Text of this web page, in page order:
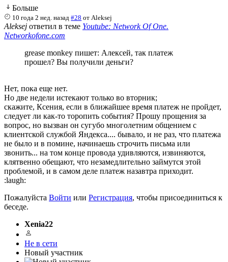
Больше
10 года 2 нед. назад #28 отAleksej
Aleksej ответил в теме Youtube: Network Of One.
Networkofone.com
grease monkey пишет: Алексей, так платеж
прошел? Вы получили деньги?
Нет, пока еще нет.
Но две недели истекают только во вторник;
скажите, Ксения, если в ближайшее время платеж не пройдет,
следует ли как-то торопить события? Прошу прощения за
вопрос, но вызван он сугубо многолетним общением с
клиентской службой Яндекса.... бывало, и не раз, что платежа
не было и в помине, начинаешь строчить письма или
звонить... на том конце провода удивляются, извиняются,
клятвенно обещают, что незамедлительно займутся этой
проблемой, и в самом деле платеж назавтра приходит.
:laugh:
Пожалуйста Войти или Регистрация, чтобы присоединиться к
беседе.
Xenia22
Не в сети
Новый участник